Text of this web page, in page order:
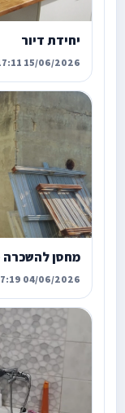
יחידת דיור
15/06/2026 17:11
מחסן להשכרה
04/06/2026 17:19